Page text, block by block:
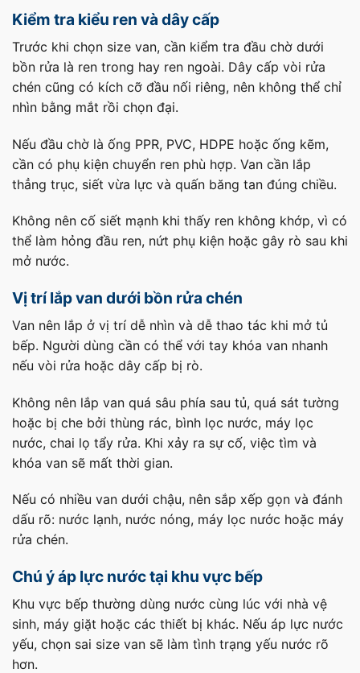
Kiểm tra kiểu ren và dây cấp
Trước khi chọn size van, cần kiểm tra đầu chờ dưới
bồn rửa là ren trong hay ren ngoài. Dây cấp vòi rửa
chén cũng có kích cỡ đầu nối riêng, nên không thể chỉ
nhìn bằng mắt rồi chọn đại.
Nếu đầu chờ là ống PPR, PVC, HDPE hoặc ống kẽm,
cần có phụ kiện chuyển ren phù hợp. Van cần lắp
thẳng trục, siết vừa lực và quấn băng tan đúng chiều.
Không nên cố siết mạnh khi thấy ren không khớp, vì có
thể làm hỏng đầu ren, nứt phụ kiện hoặc gây rò sau khi
mở nước.
Vị trí lắp van dưới bồn rửa chén
Van nên lắp ở vị trí dễ nhìn và dễ thao tác khi mở tủ
bếp. Người dùng cần có thể với tay khóa van nhanh
nếu vòi rửa hoặc dây cấp bị rò.
Không nên lắp van quá sâu phía sau tủ, quá sát tường
hoặc bị che bởi thùng rác, bình lọc nước, máy lọc
nước, chai lọ tẩy rửa. Khi xảy ra sự cố, việc tìm và
khóa van sẽ mất thời gian.
Nếu có nhiều van dưới chậu, nên sắp xếp gọn và đánh
dấu rõ: nước lạnh, nước nóng, máy lọc nước hoặc máy
rửa chén.
Chú ý áp lực nước tại khu vực bếp
Khu vực bếp thường dùng nước cùng lúc với nhà vệ
sinh, máy giặt hoặc các thiết bị khác. Nếu áp lực nước
yếu, chọn sai size van sẽ làm tình trạng yếu nước rõ
hơn.